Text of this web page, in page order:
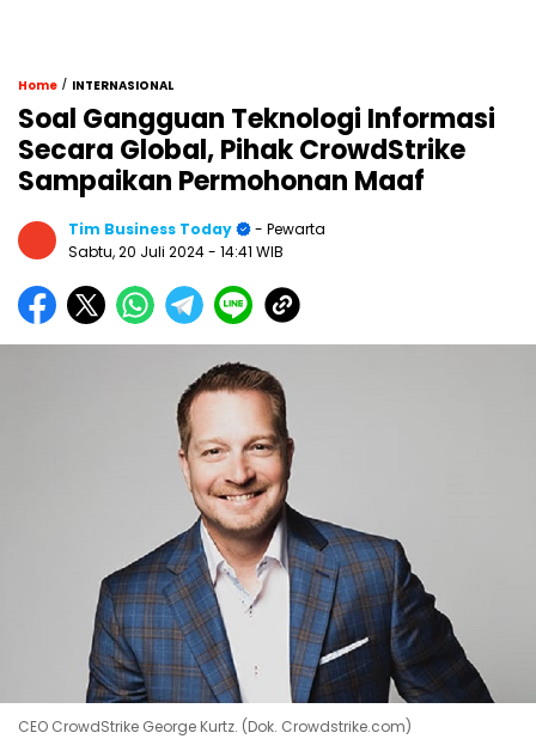
Home / INTERNASIONAL
Soal Gangguan Teknologi Informasi
Secara Global, Pihak CrowdStrike
Sampaikan Permohonan Maaf
Tim Business Today
- Pewarta
Sabtu, 20 Juli 2024- 14:41 WIB
CEO CrowdStrike George Kurtz. (Dok. Crowdstrike.com)